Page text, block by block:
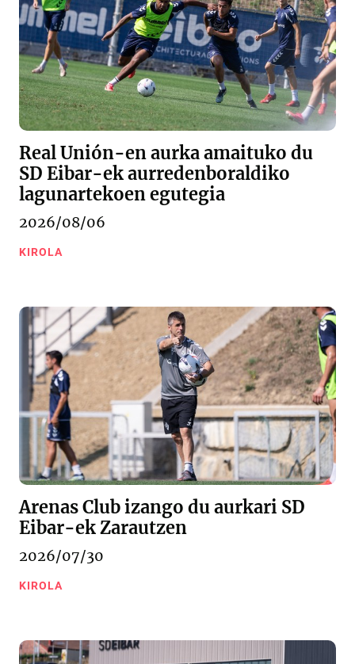
Real Unión-en aurka amaituko du
SD Eibar-ek aurredenboraldiko
lagunartekoen egutegia
2026/08/06
KIROLA
Arenas Club izango du aurkari SD
Eibar-ek Zarautzen
2026/07/30
KIROLA